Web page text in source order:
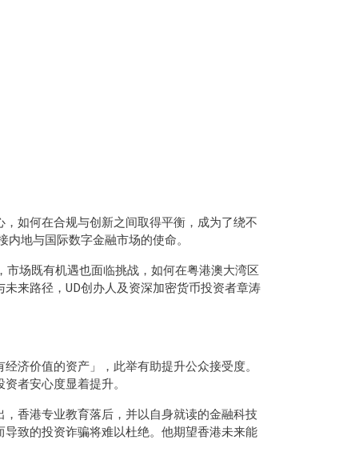
如何在合规与创新之间取得平衡，成为了绕不
地与国际数字金融市场的使命。
场既有机遇也面临挑战，如何在粤港澳大湾区
来路径，UD创办人及资深加密货币投资者章涛
济价值的资产」，此举有助提升公众接受度。
者安心度显着提升。
香港专业教育落后，并以自身就读的金融科技
致的投资诈骗将难以杜绝。他期望香港未来能